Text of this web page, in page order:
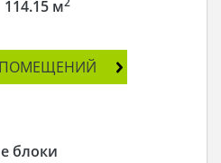
114.15 м
блоки